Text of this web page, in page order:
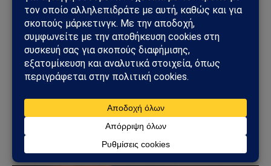
ΗΠΑ – Ιράν: Οι Χούθι ανοίγουν νέο μέτωπο στη
Μέση Ανατολή – Η Σαουδική Αραβία στο
επίκεντρο των επιθέσεων